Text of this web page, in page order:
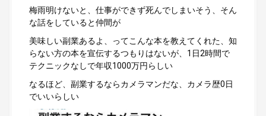
梅雨明けないと、仕事ができず死んでしまいそう、そん
な話をしていると仲間が
美味しい副業あるよ、ってこんな本を教えてくれた、知
らない方の本を宣伝するつもりはないが、1日2時間で
テクニックなしで年収1000万円らしい
なるほど、副業するならカメラマンだな、カメラ歴0日
でいいらしい